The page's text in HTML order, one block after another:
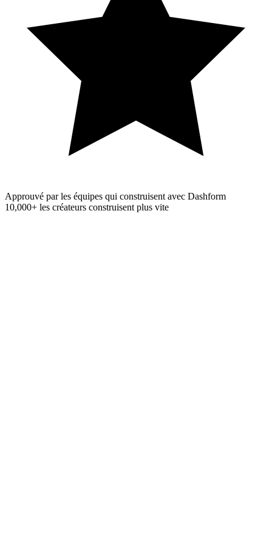
Approuvé par les équipes qui construisent avec Dashform
10,000+ les créateurs construisent plus vite